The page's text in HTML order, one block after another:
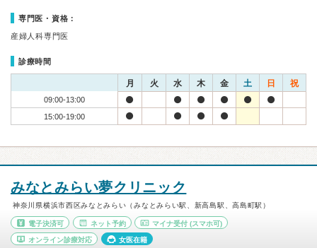
専門医・資格：
産婦人科専門医
診療時間
月 火 水 木 金 土 日 祝
09:00-13:00
15:00-19:00
みなとみらい夢クリニック
神奈川県横浜市西区みなとみらい（みなとみらい駅、新高島駅、高島町駅）
電子決済可 ネット予約 マイナ受付 (スマホ可)
オンライン診療対応 女医在籍